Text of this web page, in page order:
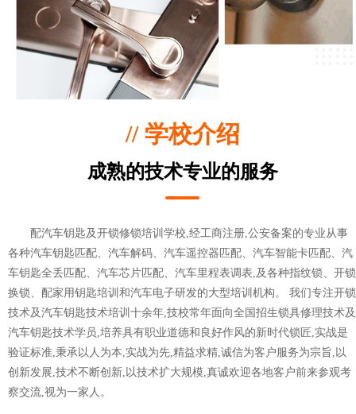
// 学校介绍
成熟的技术专业的服务
配汽车钥匙及开锁修锁培训学校,经工商注册,公安备案的专业从事
各种汽车钥匙匹配、汽车解码、汽车遥控器匹配、汽车智能卡匹配、汽
车钥匙全丢匹配、汽车芯片匹配、汽车里程表调表,及各种指纹锁、开锁
换锁、配家用钥匙培训和汽车电子研发的大型培训机构。 我们专注开锁
技术及汽车钥匙技术培训十余年,技校常年面向全国招生锁具修理技术及
汽车钥匙技术学员,培养具有职业道德和良好作风的新时代锁匠,实战是
验证标准,秉承以人为本,实战为先,精益求精,诚信为客户服务为宗旨,以
创新发展,技术不断创新,以技术扩大规模,真诚欢迎各地客户前来参观考
察交流,视为一家人。